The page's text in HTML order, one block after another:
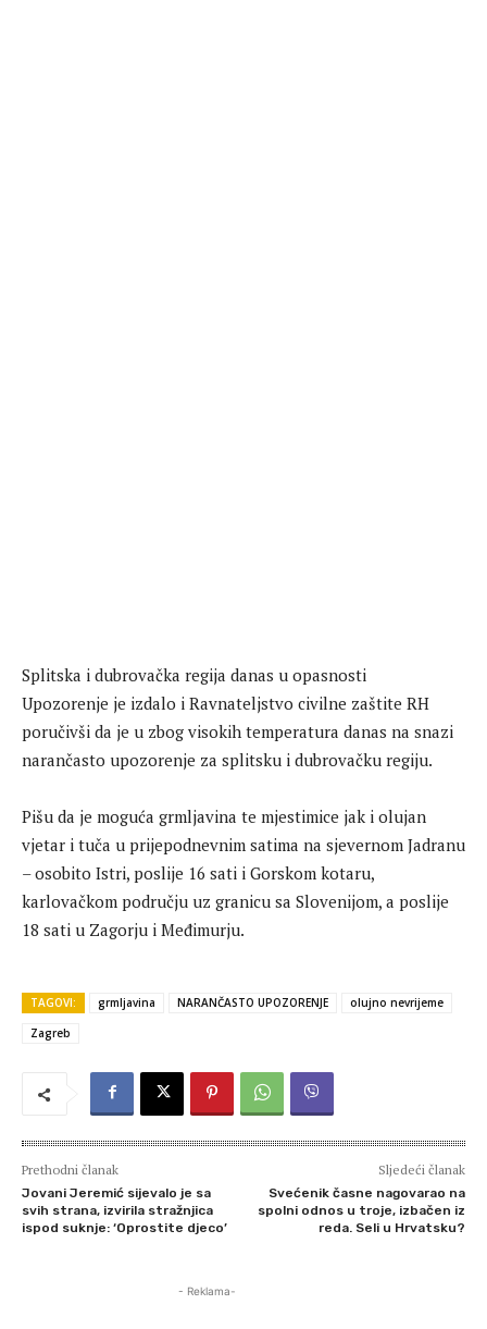
Splitska i dubrovačka regija danas u opasnosti
Upozorenje je izdalo i Ravnateljstvo civilne zaštite RH
poručivši da je u zbog visokih temperatura danas na snazi
narančasto upozorenje za splitsku i dubrovačku regiju.
Pišu da je moguća grmljavina te mjestimice jak i olujan
vjetar i tuča u prijepodnevnim satima na sjevernom Jadranu
– osobito Istri, poslije 16 sati i Gorskom kotaru,
karlovačkom području uz granicu sa Slovenijom, a poslije
18 sati u Zagorju i Međimurju.
TAGOVI: grmljavina NARANČASTO UPOZORENJE
olujno nevrijeme
Zagreb
Prethodni članak
Jovani Jeremić sijevalo je sa
svih strana, izvirila stražnjica
ispod suknje: ‘Oprostite djeco’
Sljedeći članak
Svećenik časne nagovarao na
spolni odnos u troje, izbačen iz
reda. Seli u Hrvatsku?
- Reklama-